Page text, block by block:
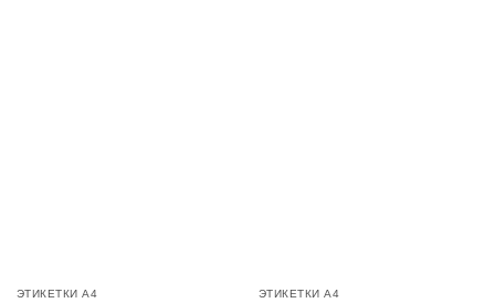
ЭТИКЕТКИ А4 ЭТИКЕТКИ А4